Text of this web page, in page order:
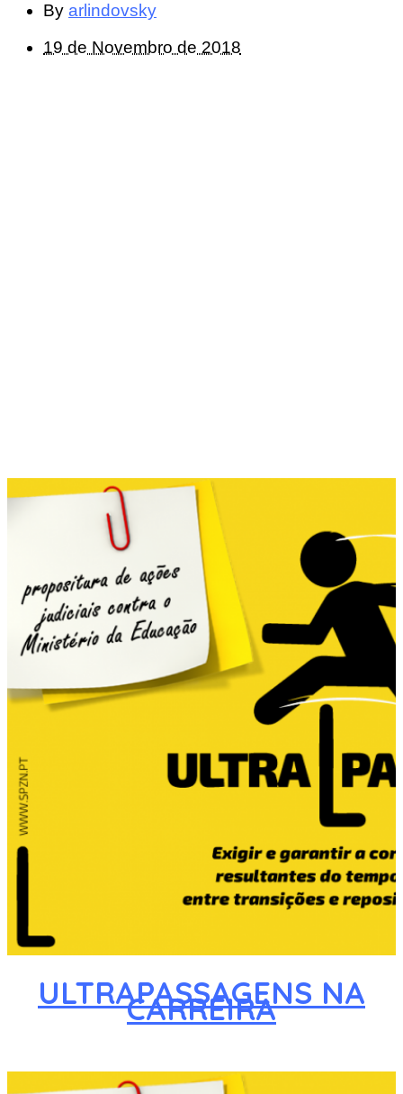
By arlindovsky
19 de Novembro de 2018
ULTRAPASSAGENS NA
CARREIRA